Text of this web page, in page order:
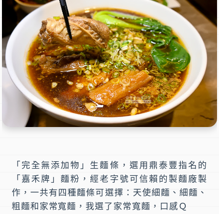
「完全無添加物」生麵條，選用鼎泰豐指名的
「嘉禾牌」麵粉，經老字號可信賴的製麵廠製
作，一共有四種麵條可選擇：天使細麵、細麵、
粗麵和家常寬麵，我選了家常寬麵，口感Ｑ